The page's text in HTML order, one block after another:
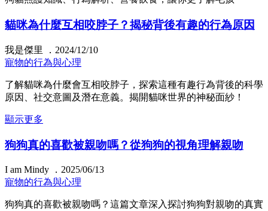
貓咪為什麼互相咬脖子？揭秘背後有趣的行為原因
我是傑里 ．2024/12/10
寵物的行為與心理
了解貓咪為什麼會互相咬脖子，探索這種有趣行為背後的科學
原因、社交意圖及潛在意義。揭開貓咪世界的神秘面紗！
顯示更多
狗狗真的喜歡被親吻嗎？從狗狗的視角理解親吻
I am Mindy ．2025/06/13
寵物的行為與心理
狗狗真的喜歡被親吻嗎？這篇文章深入探討狗狗對親吻的真實